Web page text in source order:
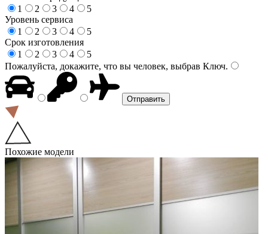
1
2 3 4
5
Уровень сервиса
1
2 3 4
5
Срок изготовления
1
2 3 4
5
Пожалуйста, докажите, что вы человек, выбрав Ключ.
Похожие модели